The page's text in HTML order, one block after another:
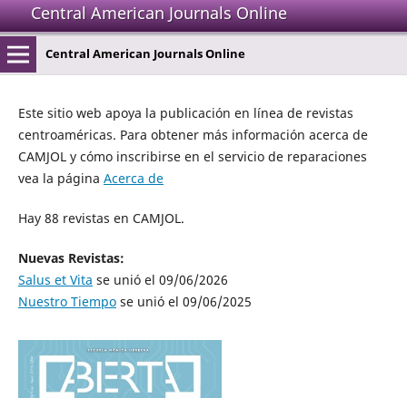
Central American Journals Online
Central American Journals Online
Este sitio web apoya la publicación en línea de revistas
centroaméricas. Para obtener más información acerca de
CAMJOL y cómo inscribirse en el servicio de reparaciones
vea la página Acerca de
Hay 88 revistas en CAMJOL.
Nuevas Revistas:
Salus et Vita se unió el 09/06/2026
Nuestro Tiempose unió el 09/06/2025